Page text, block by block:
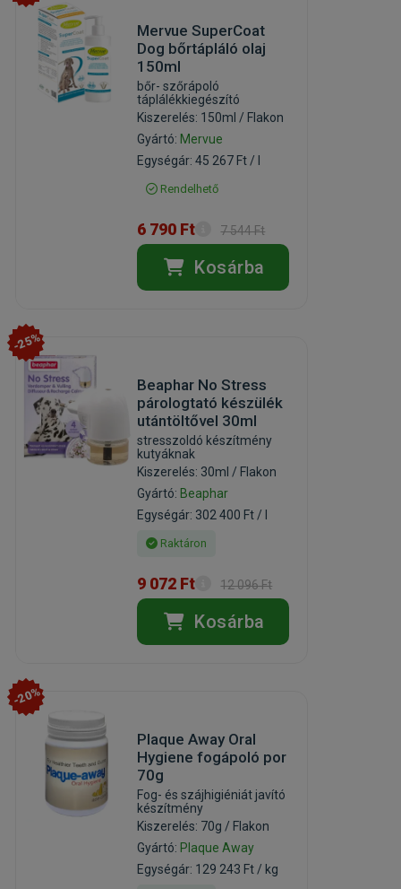
Mervue SuperCoat
Dog bőrtápláló olaj
150ml
bőr- szőrápoló
táplálékkiegészító
Kiszerelés: 150ml / Flakon
Gyártó: Mervue
Egységár: 45 267 Ft / l
Rendelhető
6 790 Ft 7 544 Ft
Kosárba
-25%
Beaphar No Stress
párologtató készülék
utántöltővel 30ml
stresszoldó készítmény
kutyáknak
Kiszerelés: 30ml / Flakon
Gyártó: Beaphar
Egységár: 302 400 Ft / l
Raktáron
9 072 Ft 12 096 Ft
Kosárba
-20%
Plaque Away Oral
Hygiene fogápoló por
70g
Fog- és szájhigiéniát javító
készítmény
Kiszerelés: 70g / Flakon
Gyártó: Plaque Away
Egységár: 129 243 Ft / kg